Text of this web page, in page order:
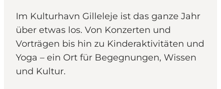
Reiseplanung
Im Kulturhavn Gilleleje ist das ganze Jahr
über etwas los. Von Konzerten und
Vorträgen bis hin zu Kinderaktivitäten und
Yoga – ein Ort für Begegnungen, Wissen
und Kultur.